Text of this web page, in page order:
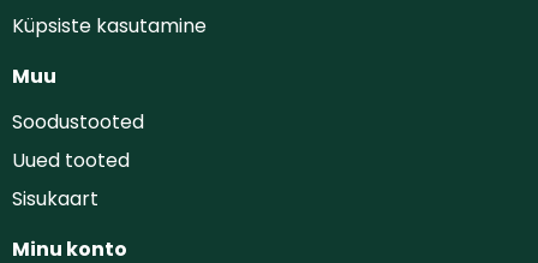
Küpsiste kasutamine
Muu
Soodustooted
Uued tooted
Sisukaart
Minu konto